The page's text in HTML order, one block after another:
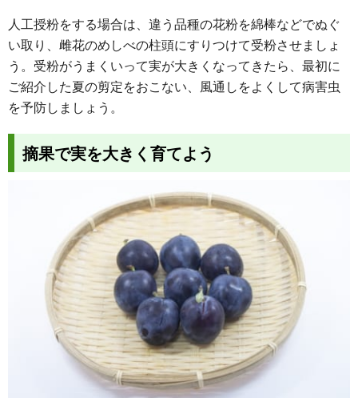
人工授粉をする場合は、違う品種の花粉を綿棒などでぬぐ
い取り、雌花のめしべの柱頭にすりつけて受粉させましょ
う。受粉がうまくいって実が大きくなってきたら、最初に
ご紹介した夏の剪定をおこない、風通しをよくして病害虫
を予防しましょう。
摘果で実を大きく育てよう